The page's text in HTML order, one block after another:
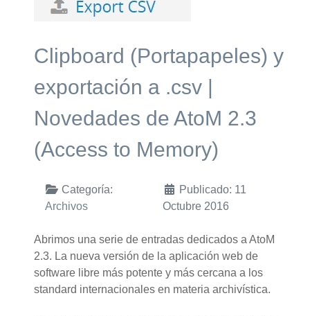
Clipboard (Portapapeles) y
exportación a .csv |
Novedades de AtoM 2.3
(Access to Memory)
Categoría:
Archivos
Publicado: 11
Octubre 2016
Abrimos una serie de entradas dedicados a AtoM
2.3. La nueva versión de la aplicación web de
software libre más potente y más cercana a los
standard internacionales en materia archivística.